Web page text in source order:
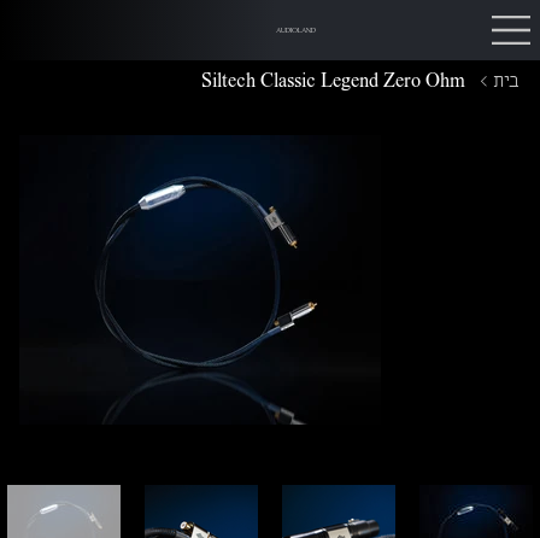
AUDIOLAND
בית >
Siltech Classic Legend Zero Ohm